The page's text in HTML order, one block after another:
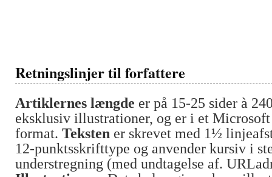
Retningslinjer til forfattere
Artiklernes længde er på 15-25 sider à
eksklusiv illustrationer, og er i et
format. Teksten er skrevet med 1½
12-punktsskrifttype og anvender kursiv i
understregning (med undtagelse af.